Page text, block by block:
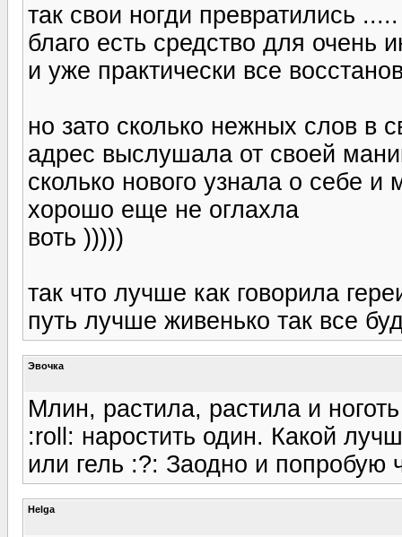
так свои ногди превратились
благо есть средство для очень
и уже практически все
но зато сколько нежных слов в
адрес выслушала от своей
сколько нового узнала о себе
хорошо еще не оглахла
воть )))))
так что лучше как говорила
путь лучше живенько так все
Эвочка
Млин, растила, растила и
:roll: наростить один. Какой
или гель :?: Заодно и попробую
Helga